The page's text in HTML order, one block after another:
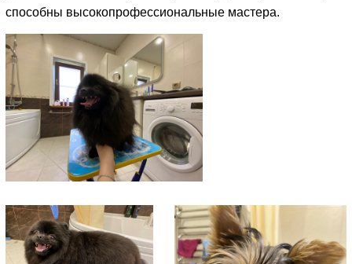
способны высокопрофессиональные мастера.